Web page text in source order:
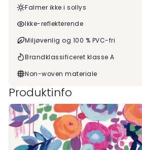
Falmer ikke i sollys
Ikke-reflekterende
Miljøvenlig og 100 % PVC-fri
Brandklassificeret klasse A
Non-woven materiale
Produktinfo